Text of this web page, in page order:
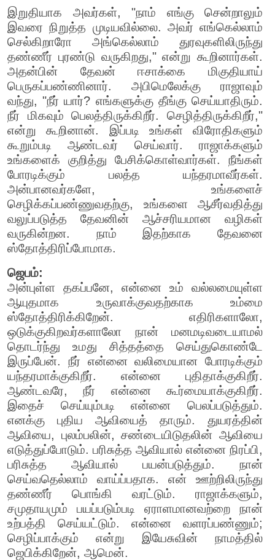
இறுதியாக அவர்கள், "நாம் எங்கு சென்றாலும்
இவரை நிறுத்த முடியவில்லை. அவர் எங்கெல்லாம்
செல்கிறாரோ அங்கெல்லாம் துரவுகளிலிருந்து
தண்ணீர் புரண்டு வருகிறது," என்று கூறினார்கள்.
அதன்பின் தேவன் ஈசாக்கை மிகுதியாய்
பெருகப்பண்ணினார். அபிமெலேக்கு ராஜாவும்
வந்து, "நீர் யார்? எங்களுக்கு தீங்கு செய்யாதிரும்.
நீர் மிகவும் பெலத்திருக்கிறீர். செழித்திருக்கிறீர்,"
என்று கூறினான். இப்படி உங்கள் விரோதிகளும்
கூறும்படி ஆண்டவர் செய்வார். ராஜாக்களும்
உங்களைக் குறித்து பேசிக்கொள்வார்கள். நீங்கள்
போரடிக்கும் பலத்த யந்தரமாவீர்கள்.
அன்பானவர்களே, உங்களைச்
செழிக்கப்பண்ணுவதற்கு, உங்களை ஆசீர்வதித்து
வலுப்படுத்த தேவனின் ஆச்சரியமான வழிகள்
வருகின்றன. நாம் இதற்காக தேவனை
ஸ்தோத்திரிப்போமாக.
ஜெபம்:
அன்புள்ள தகப்பனே, என்னை உம் வல்லமையுள்ள
ஆயுதமாக உருவாக்குவதற்காக உம்மை
ஸ்தோத்திரிக்கிறேன். எதிரிகளாலோ,
ஒடுக்குகிறவர்களாலோ நான் மனமடிவடையாமல்
தொடர்ந்து உமது சித்தத்தை செய்துகொண்டே
இருப்பேன். நீர் என்னை வலிமையான போரடிக்கும்
யந்தரமாக்குகிறீர். என்னை புதிதாக்குகிறீர்.
ஆண்டவரே, நீர் என்னை கூர்மையாக்குகிறீர்.
இதைச் செய்யும்படி என்னை பெலப்படுத்தும்.
எனக்கு புதிய ஆவியைத் தாரும். துயரத்தின்
ஆவியை, புலம்பலின், சண்டையிடுதலின் ஆவியை
எடுத்துப்போடும். பரிசுத்த ஆவியால் என்னை நிரப்பி,
பரிசுத்த ஆவியால் பயன்படுத்தும். நான்
செய்வதெல்லாம் வாய்ப்பதாக. என் ஊற்றிலிருந்து
தண்ணீர் பொங்கி வரட்டும். ராஜாக்களும்,
சமுதாயமும் பயப்படும்படி ஏராளமானவற்றை நான்
உற்பத்தி செய்யட்டும். என்னை வளரப்பண்ணும்;
செழிப்பாக்கும் என்று இயேசுவின் நாமத்தில்
ஜெபிக்கிறேன், ஆமென்.